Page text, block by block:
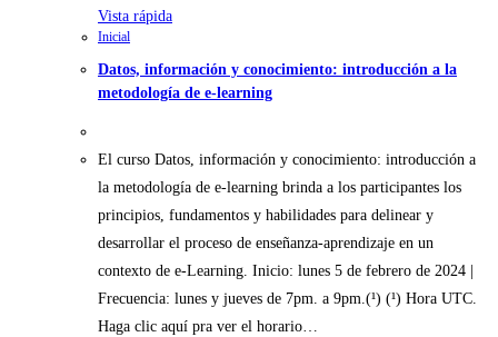
Vista rápida
Inicial
Datos, información y conocimiento: introducción a la
metodología de e-learning
El curso Datos, información y conocimiento: introducción a
la metodología de e-learning brinda a los participantes los
principios, fundamentos y habilidades para delinear y
desarrollar el proceso de enseñanza-aprendizaje en un
contexto de e-Learning. Inicio: lunes 5 de febrero de 2024 |
Frecuencia: lunes y jueves de 7pm. a 9pm.(¹) (¹) Hora UTC.
Haga clic aquí pra ver el horario…